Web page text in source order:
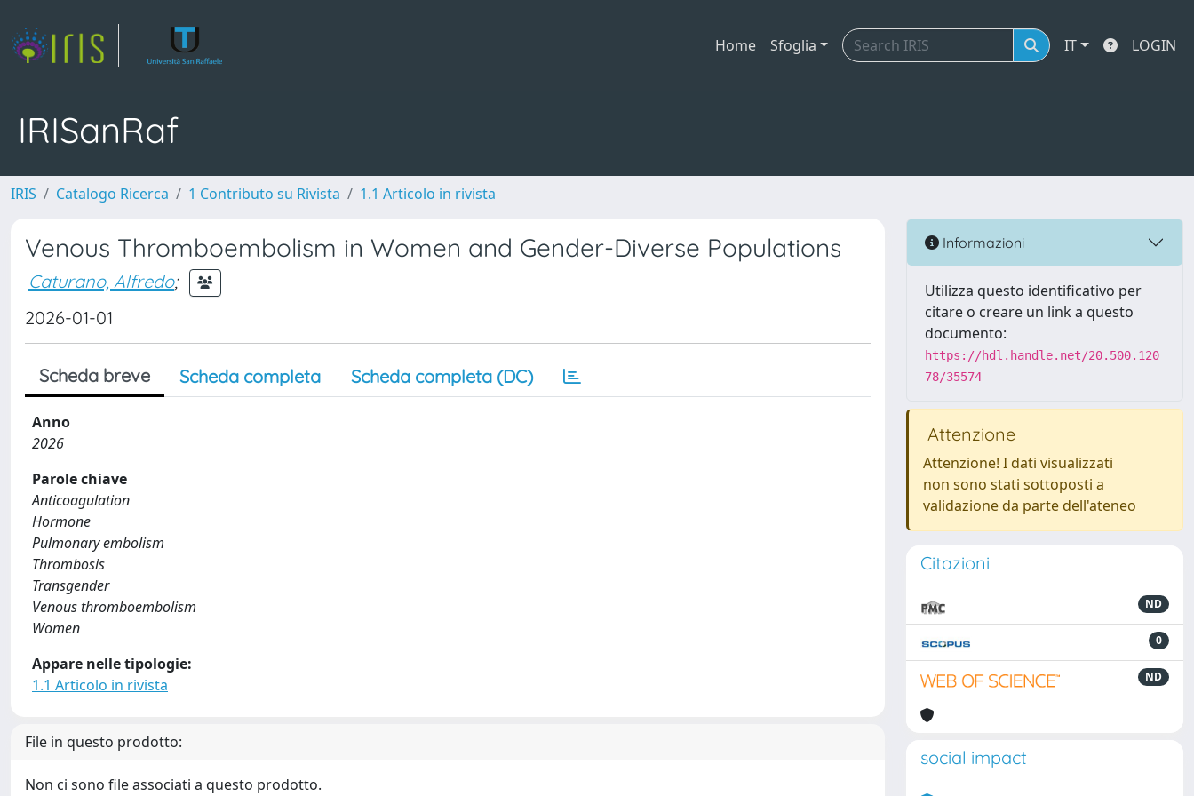
Home Sfoglia IT LOGIN
IRISanRaf
IRIS Catalogo Ricerca 1 Contributo su Rivista 1.1 Articolo in rivista
Venous Thromboembolism in Women and Gender-Diverse Populations
Caturano, Alfredo;
2026-01-01
Scheda breve Scheda completa Scheda completa (DC)
Anno
2026
Parole chiave
Anticoagulation
Hormone
Pulmonary embolism
Thrombosis
Transgender
Venous thromboembolism
Women
Appare nelle tipologie:
1.1 Articolo in rivista
File in questo prodotto:
Non ci sono file associati a questo prodotto.
Informazioni
Utilizza questo identificativo per
citare o creare un link a questo
documento:
https://hdl.handle.net/20.500.120
78/35574
Attenzione
Attenzione! I dati visualizzati
non sono stati sottoposti a
validazione da parte dell'ateneo
Citazioni
ND
0
ND
social impact